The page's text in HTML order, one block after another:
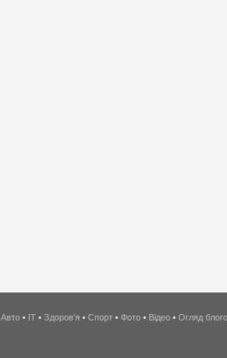
Авто • IT • Здоров'я • Спорт • Фото • Відео • Огляд